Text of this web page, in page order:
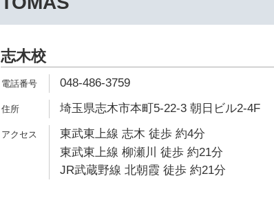
志木校
048-486-3759
埼玉県志木市本町5-22-3 朝日ビル2-4F
東武東上線 志木 徒歩 約4分
東武東上線 柳瀬川 徒歩 約21分
JR武蔵野線 北朝霞 徒歩 約21分